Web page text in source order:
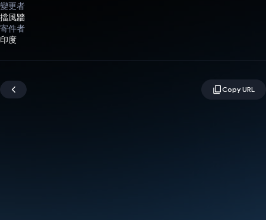
變更者
擋風牆
寄件者
印度